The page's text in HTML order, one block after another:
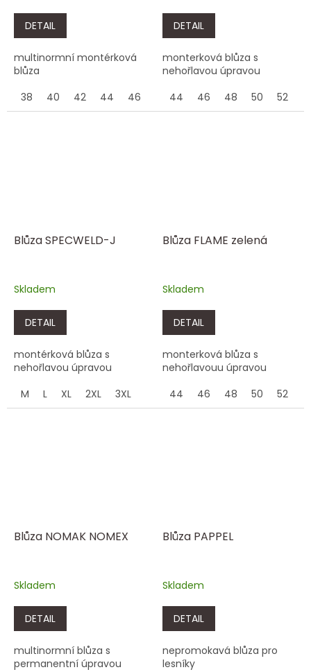
DETAIL
multinormní montérková
blůza
38
40 42 44 46 50 52 54 56 58
DETAIL
monterková blůza s
nehořlavou úpravou
44
46 48 50 52
Blůza SPECWELD-J
Skladem
DETAIL
montérková blůza s
nehořlavou úpravou
M
L XL 2XL 3XL
Blůza FLAME zelená
Skladem
DETAIL
monterková blůza s
nehořlavouu úpravou
44
46 48 50 52
Blůza NOMAK NOMEX
Skladem
DETAIL
multinormní blůza s
permanentní úpravou
Blůza PAPPEL
Skladem
DETAIL
nepromokavá blůza pro
lesníky